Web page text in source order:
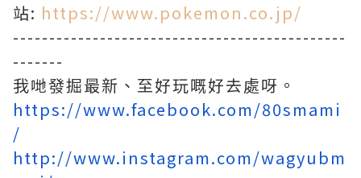
站: https://www.pokemon.co.jp/
----------------------------------------------
-------
我哋發掘最新、至好玩嘅好去處呀。
https://www.facebook.com/80smami
/
http://www.instagram.com/wagyubm